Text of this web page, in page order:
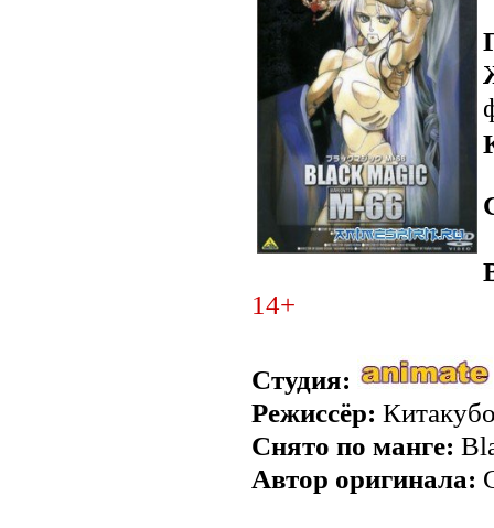
14+
Студия:
Режиссёр:
Снято по манге:
Автор оригинала: